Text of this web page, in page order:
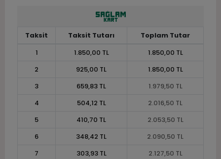
Taksit Taksit Tutarı
Toplam Tutar
1
1.850,00 TL
1.850,00 TL
2
925,00 TL
1.850,00 TL
3
659,83 TL
1.979,50 TL
4
504,12 TL
2.016,50 TL
5
410,70 TL
2.053,50 TL
6
348,42 TL
2.090,50 TL
7
303,93 TL
2.127,50 TL